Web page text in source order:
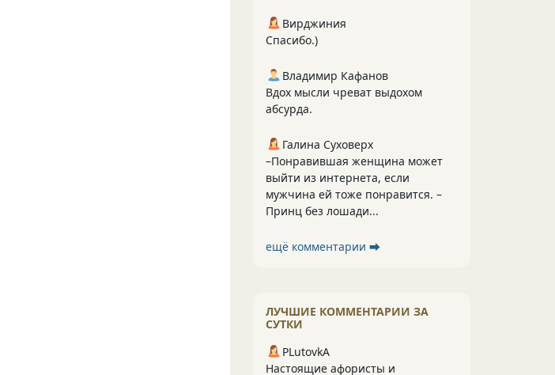
Вирджиния
Спасибо.)
Владимир Кафанов
Вдох мысли чреват выдохом
абсурда.
Галина Суховерх
–Понравившая женщина может
выйти из интернета, если
мужчина ей тоже понравится. –
Принц без лошади...
ещё комментарии ⮕
ЛУЧШИЕ КОММЕНТАРИИ ЗА
СУТКИ
PLutоvkА
Настоящие афористы и